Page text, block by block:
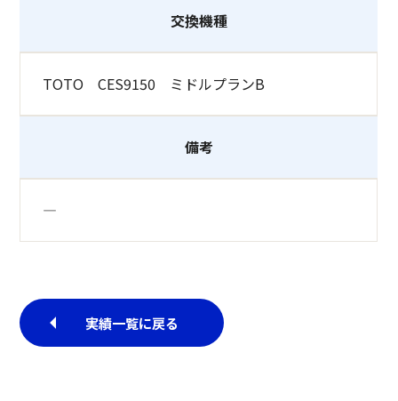
交換機種
TOTO CES9150 ミドルプランB
備考
―
実績一覧に戻る